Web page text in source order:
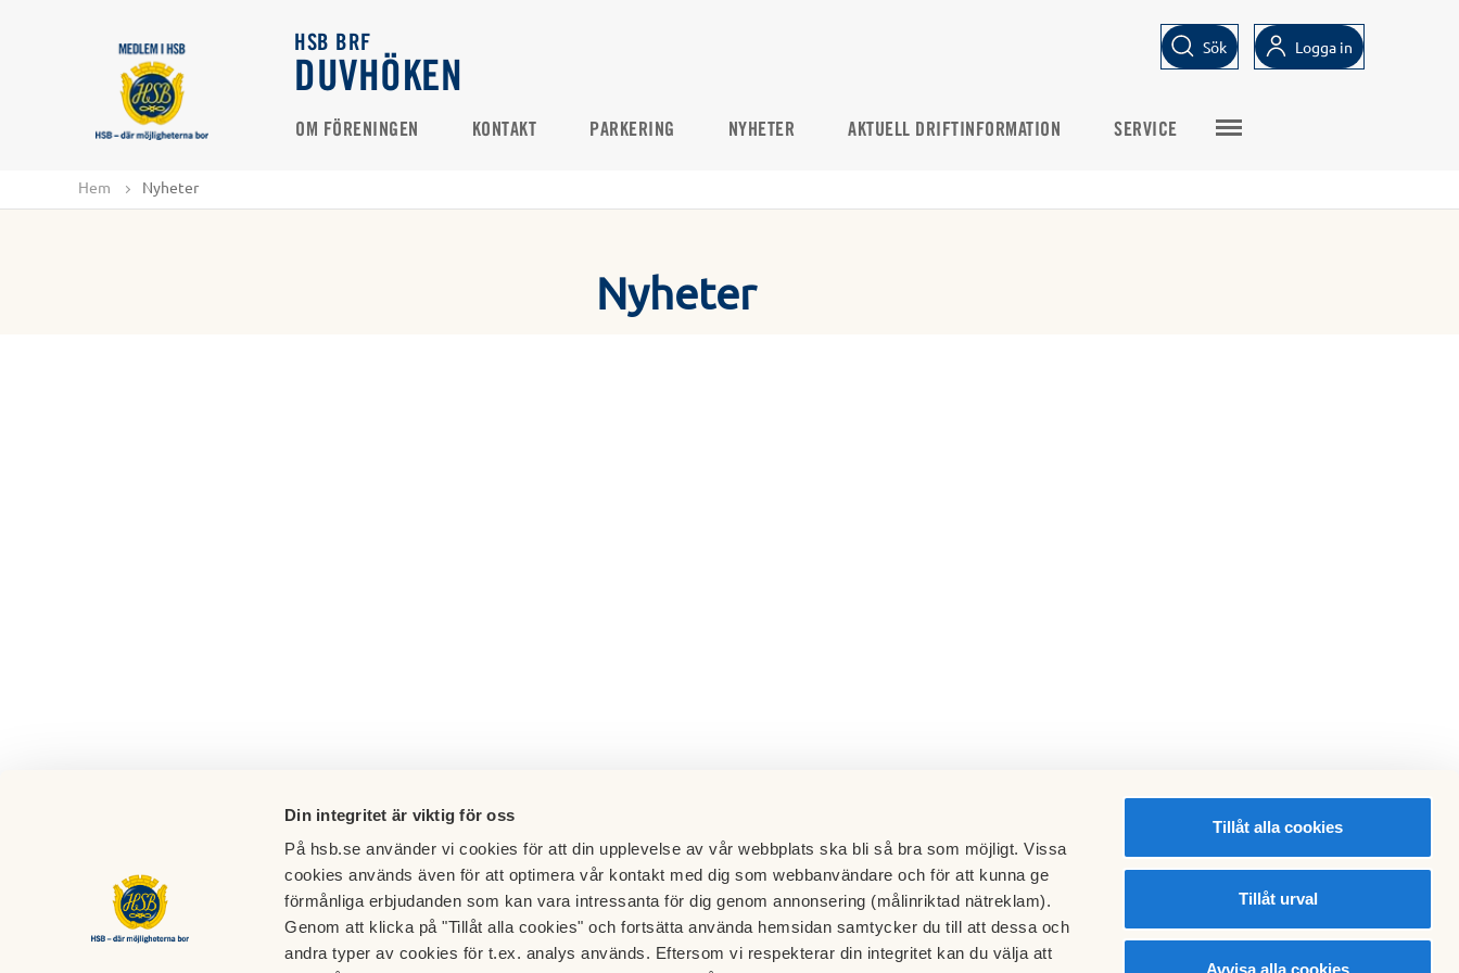
Din integritet är viktig för oss
På hsb.se använder vi cookies för att din upplevelse av vår webbplats ska bli så bra som möjligt. Vissa
cookies används även för att optimera vår kontakt med dig som webbanvändare och för att kunna ge
förmånliga erbjudanden som kan vara intressanta för dig genom annonsering (målinriktad nätreklam).
Genom att klicka på "Tillåt alla cookies" och fortsätta använda hemsidan samtycker du till att dessa och
andra typer av cookies för t.ex. analys används. Eftersom vi respekterar din integritet kan du välja att
Tillåt alla cookies
Tillåt urval
Avvisa alla cookies
HSB BRF
DUVHÖKEN
Sök Logga in
OM FÖRENINGEN KONTAKT PARKERING NYHETER AKTUELL DRIFTINFORMATION SERVICE
Hem Nyheter
Nyheter
BRF Duvhöken